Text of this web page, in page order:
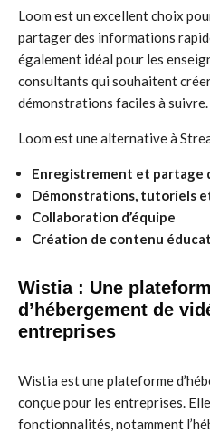
Loom est un excellent choix
partager des informations
également idéal pour les
consultants qui souhaitent
démonstrations faciles à suivre.
Loom est une alternative à
Enregistrement et partage
Démonstrations, tutoriels
Collaboration d’équipe
Création de contenu
Wistia : Une
d’hébergement de
entreprises
Wistia est une plateforme
conçue pour les entreprises.
fonctionnalités, notamment